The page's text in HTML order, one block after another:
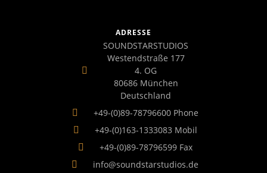
ADRESSE
SOUNDSTARSTUDIOS
Westendstraße 177
4. OG
80686 München
Deutschland
+49-(0)89-78796600 Phone
+49-(0)163-1333083 Mobil
+49-(0)89-78796599 Fax
info@soundstarstudios.de